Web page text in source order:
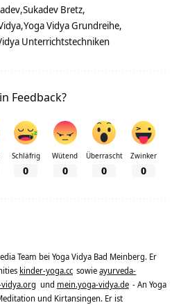
Sukadev Bretz
Yoga Vidya Grundreihe
Unterrichtstechniken
Feedback?
Schläfrig
0
Wütend
0
Überrascht
0
Zwinker
0
Team bei Yoga Vidya Bad Meinberg. Er
kinder-yoga.cc sowieayurveda-
und mein.yoga-vidya.de - An Yoga
und Kirtansingen. Er ist